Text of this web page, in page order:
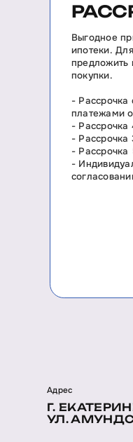
Выгодное
ипотеки.
предложить
покупки.
-
платежами
- Рассрочка
-
-
-
Адрес
Г.
УЛ.